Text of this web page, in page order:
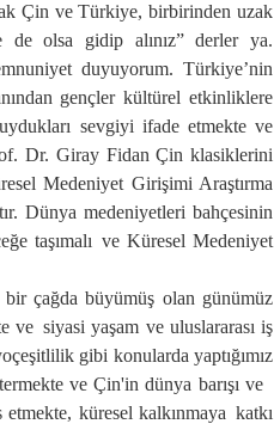
Çin ve Türkiye, birbirinden uzak
de olsa gidip alınız” derler ya.
duyuyorum. Türkiye’nin
gençler kültürel etkinliklere
sevgiyi ifade etmekte ve
Dr. Giray Fidan Çin klasiklerini
Medeniyet Girişimi Araştırma
Dünya medeniyetleri bahçesinin
taşımalı ve Küresel Medeniyet
bir çağdabüyümüş olan günümüz
ve siyasi yaşam ve uluslararası iş
gibi konularda yaptığımız
ve Çin'in dünya barışı ve
etmekte, küresel kalkınmaya katkı